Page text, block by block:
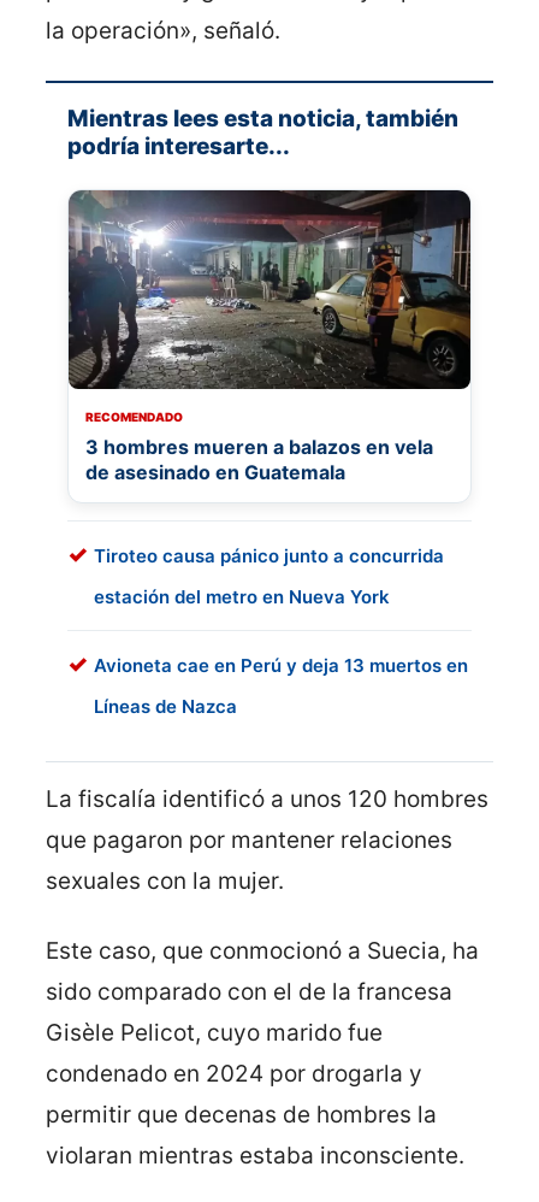
la operación», señaló.
Mientras lees esta noticia, también
podría interesarte...
RECOMENDADO
3 hombres mueren a balazos en vela
de asesinado en Guatemala
Tiroteo causa pánico junto a concurrida
estación del metro en Nueva York
Avioneta cae en Perú y deja 13 muertos en
Líneas de Nazca
La fiscalía identificó a unos 120 hombres
que pagaron por mantener relaciones
sexuales con la mujer.
Este caso, que conmocionó a Suecia, ha
sido comparado con el de la francesa
Gisèle Pelicot, cuyo marido fue
condenado en 2024 por drogarla y
permitir que decenas de hombres la
violaran mientras estaba inconsciente.